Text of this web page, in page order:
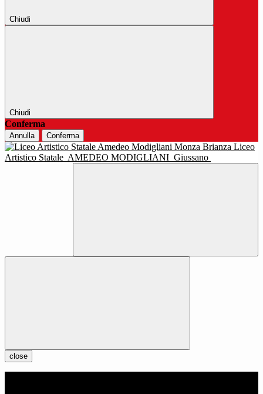
Chiudi
Chiudi
Conferma
Annulla Conferma
Liceo
Artistico Statale AMEDEO MODIGLIANI Giussano
close